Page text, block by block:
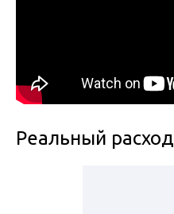
Реальный расход